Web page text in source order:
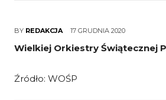
BY REDAKCJA 17 GRUDNIA 2020
Wielkiej Orkiestry Świątecznej
Źródło: WOŚP